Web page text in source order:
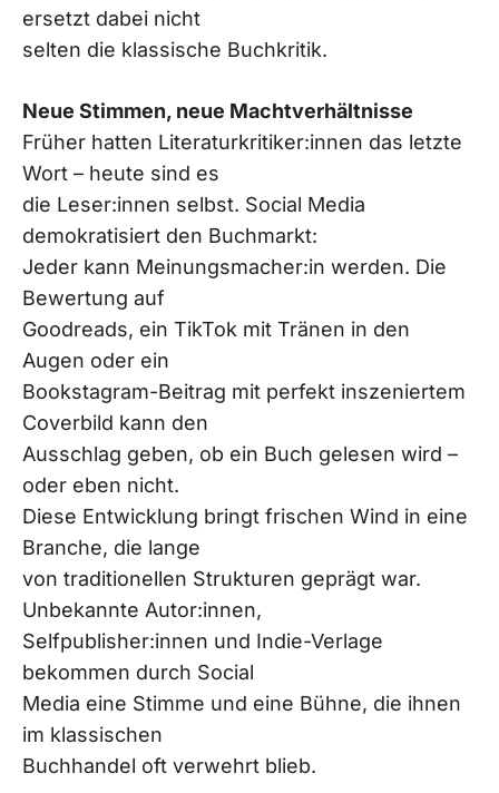
ersetzt dabei nicht
selten die klassische Buchkritik.
Neue Stimmen, neue Machtverhältnisse
Früher hatten Literaturkritiker:innen das letzte
Wort – heute sind es
die Leser:innen selbst. Social Media
demokratisiert den Buchmarkt:
Jeder kann Meinungsmacher:in werden. Die
Bewertung auf
Goodreads, ein TikTok mit Tränen in den
Augen oder ein
Bookstagram-Beitrag mit perfekt inszeniertem
Coverbild kann den
Ausschlag geben, ob ein Buch gelesen wird –
oder eben nicht.
Diese Entwicklung bringt frischen Wind in eine
Branche, die lange
von traditionellen Strukturen geprägt war.
Unbekannte Autor:innen,
Selfpublisher:innen und Indie-Verlage
bekommen durch Social
Media eine Stimme und eine Bühne, die ihnen
im klassischen
Buchhandel oft verwehrt blieb.